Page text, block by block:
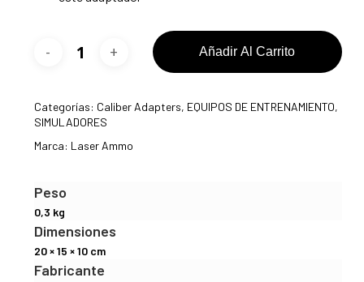
Añadir Al Carrito
Categorías: Caliber Adapters, EQUIPOS DE ENTRENAMIENTO,
SIMULADORES
Marca: Laser Ammo
Peso
0,3 kg
Dimensiones
20 × 15 × 10 cm
Fabricante